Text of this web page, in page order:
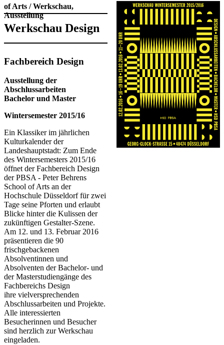
of Arts / Werkschau,
Ausstellung
Werk­schau Design
​​​Fachbereich Design
Ausstellung der
Abschlussarbeiten
Bachelor und Master
Wintersemester 2015/16
Ein Klassiker im jährlichen
Kulturkalender der
Landeshauptstadt: Zum Ende
des Wintersemesters 2015/16
öffnet der Fachbereich Design
der PBSA - Peter Behrens
School of Arts an der
Hochschule Düsseldorf für zwei
Tage seine Pforten und erlaubt
Blicke hinter die Kulissen der
zukünftigen Gestalter-Szene.
Am 12. und 13. Februar 2016
präsentieren die 90
frischgebackenen
Absolventinnen und
Absolventen der Bachelor- und
der Masterstudiengänge des
Fachbereichs Design
ihre vielversprechenden
Abschlussarbeiten und Projekte.
Alle interessierten
Besucherinnen und Besucher
sind herzlich zur Werkschau
eingeladen.